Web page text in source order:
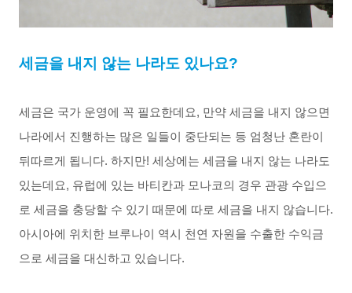
세금을 내지 않는 나라도 있나요?
세금은 국가 운영에 꼭 필요한데요, 만약 세금을 내지
않으면
나라에서 진행하는 많은 일들이 중단되는 등 엄청난 혼란이
뒤따르게
됩니다. 하지만! 세상에는 세금을 내지 않는 나라도
있는데요, 유럽에 있는 바티칸과 모나코의 경우 관광 수입으
로 세금을 충당할 수 있기 때문에 따로 세금을 내지 않습니다.
아시아에
위치한 브루나이 역시 천연 자원을 수출한 수익금
으로 세금을 대신하고 있습니다.